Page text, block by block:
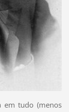
em tudo (menos